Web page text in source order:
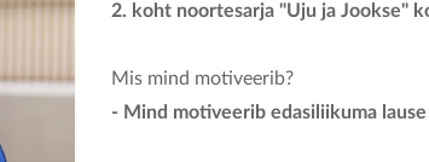
2. koht noortesarja "Uju ja Jookse"
Mis mind motiveerib?
- Mind motiveerib edasiliikuma lause